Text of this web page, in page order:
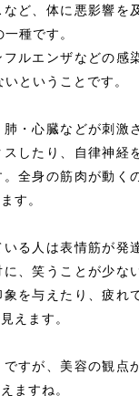
ど、体に悪影響を
種です。
ルエンザなどの感
ということです。
・心臓などが刺激
したり、自律神経
全身の筋肉が動く
す。
る人は表情筋が発
、笑うことが少な
を与えたり、疲れ
えます。
すが、美容の観点
ますね。